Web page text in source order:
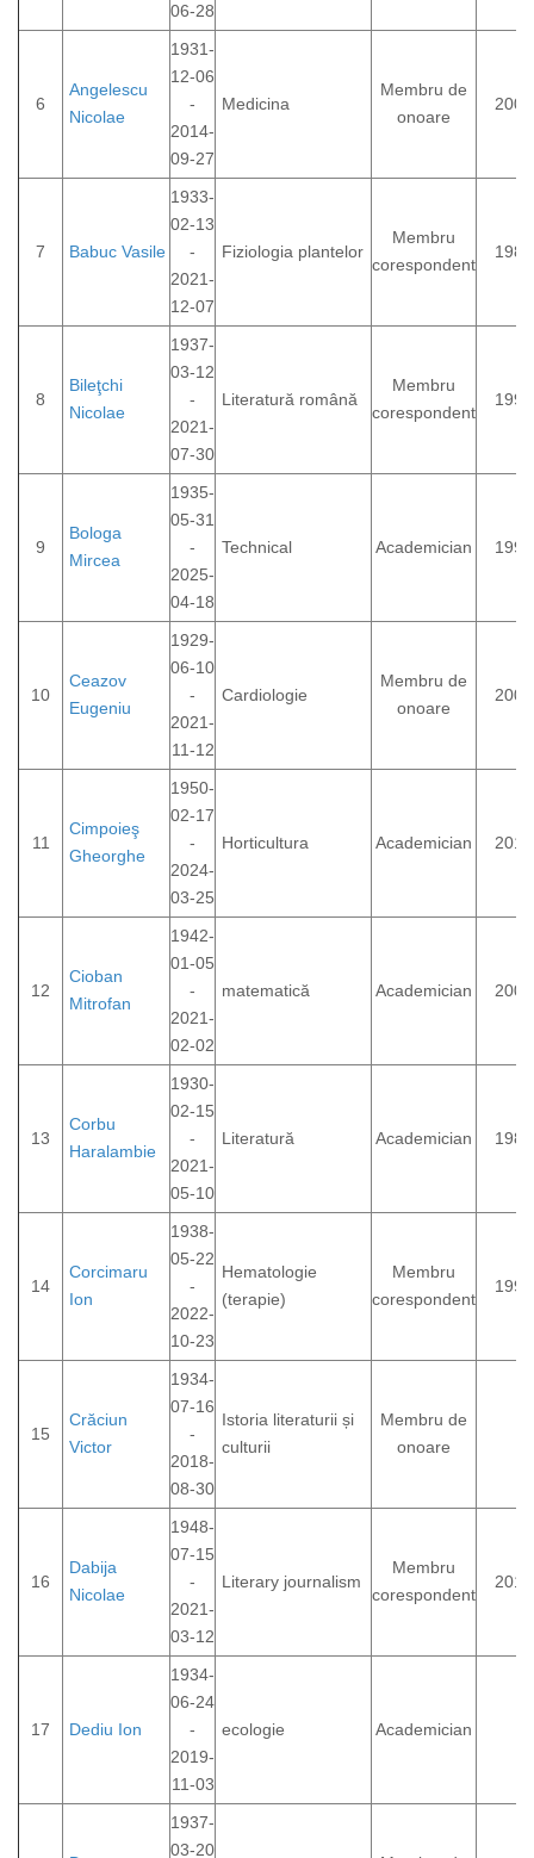
06-28
6
Angelescu
Nicolae
1931-
12-06
-
2014-
09-27
Medicina
Membru de
onoare
2003
7 Babuc Vasile
1933-
02-13
-
2021-
12-07
Fiziologia plantelor
Membru
corespondent
1984
8
Bileţchi
Nicolae
1937-
03-12
-
2021-
07-30
Literatură română
Membru
corespondent
1992
9
Bologa
Mircea
1935-
05-31
-
2025-
04-18
Technical Academician 1992
10
Ceazov
Eugeniu
1929-
06-10
-
2021-
11-12
Cardiologie
Membru de
onoare
2008
11
Cimpoieş
Gheorghe
1950-
02-17
-
2024-
03-25
Horticultura Academician 2012
12
Cioban
Mitrofan
1942-
01-05
-
2021-
02-02
matematică Academician 2000
13
Corbu
Haralambie
1930-
02-15
-
2021-
05-10
Literatură Academician 1984
14
Corcimaru
Ion
1938-
05-22
-
2022-
10-23
Hematologie
(terapie)
Membru
corespondent
1995
15
Crăciun
Victor
1934-
07-16
-
2018-
08-30
Istoria literaturii și
culturii
Membru de
onoare
16
Dabija
Nicolae
1948-
07-15
-
2021-
03-12
Literary journalism
Membru
corespondent
2012
17 Dediu Ion
1934-
06-24
-
2019-
11-03
ecologie Academician
1937-
03-20